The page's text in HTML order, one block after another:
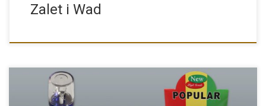
Zalet i Wad